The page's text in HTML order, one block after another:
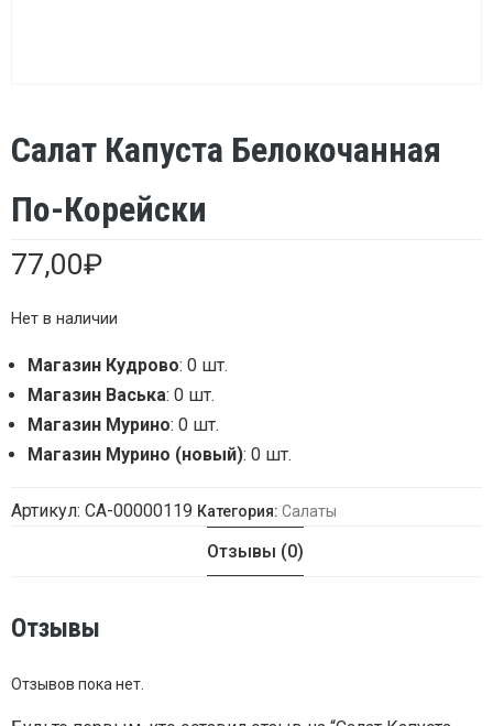
Салат Капуста Белокочанная
По-Корейски
77,00₽
Нет в наличии
Магазин Кудрово: 0 шт.
Магазин Васька: 0 шт.
Магазин Мурино: 0 шт.
Магазин Мурино (новый): 0 шт.
Артикул: СА-00000119 Категория: Салаты
Отзывы (0)
Отзывы
Отзывов пока нет.